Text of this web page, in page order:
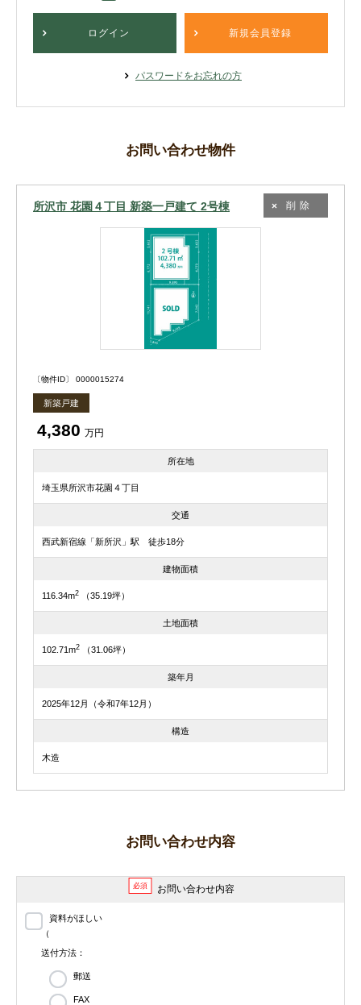
ログイン 新規会員登録
パスワードをお忘れの方
お問い合わせ物件
所沢市 花園４丁目 新築一戸建て 2号棟 削除
〔物件ID〕 0000015274
新築戸建
4,380 万円
所在地
埼玉県所沢市花園４丁目
交通
西武新宿線「新所沢」駅 徒歩18分
建物面積
116.34m2 （35.19坪）
土地面積
102.71m2 （31.06坪）
築年月
2025年12月（令和7年12月）
構造
木造
お問い合わせ内容
必須 お問い合わせ内容
資料がほしい
（
送付方法：
郵送
FAX